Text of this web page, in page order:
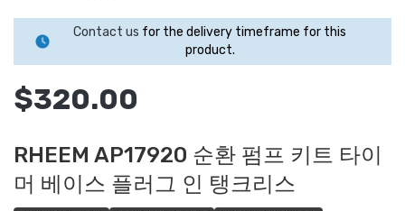
Contact us for the delivery timeframe for this
product.
$320.00
RHEEM AP17920 순환 펌프 키트 타이
머 베이스 플러그 인 탱크리스